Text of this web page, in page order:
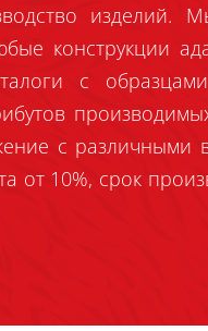
конструкции
с
с различными
от 10%, срок